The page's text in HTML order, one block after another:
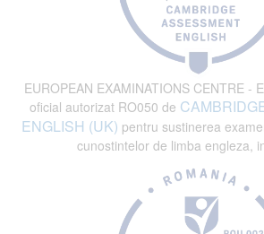
EUROPEAN EXAMINATIONS CENTRE -
oficial autorizat RO050 de
ENGLISH (UK) pentru sustinerea
cunostintelor de limba engleza,